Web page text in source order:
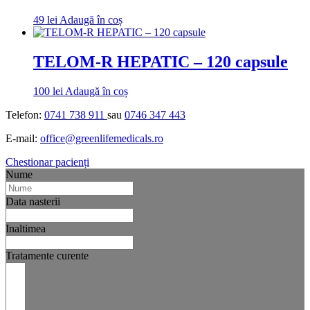
49 lei Adaugă în coș
TELOM-R HEPATIC – 120 capsule
100 lei Adaugă în coș
Telefon: 0741 738 911 sau 0746 347 443
E-mail: office@greenlifemedicals.ro
Chestionar pacienți
Nume
Data nasterii
Inaltimea
Tratamente curente